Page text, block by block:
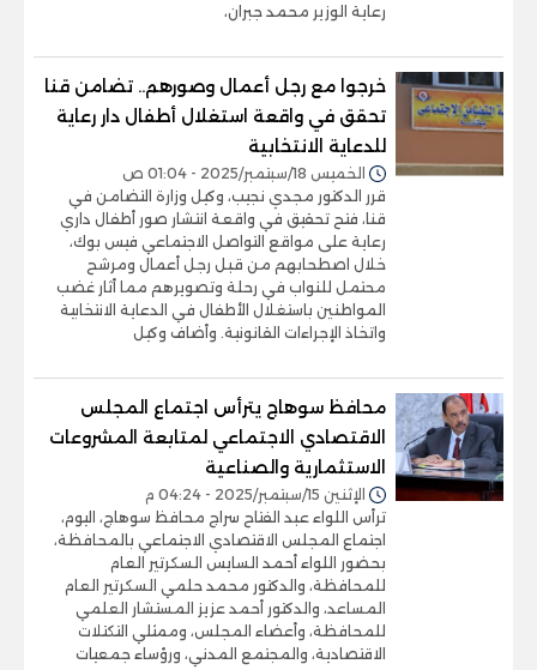
رعاية الوزير محمد جبران،
خرجوا مع رجل أعمال وصورهم.. تضامن قنا
تحقق في واقعة استغلال أطفال دار رعاية
للدعاية الانتخابية
الخميس 18/سبتمبر/2025 - 01:04 ص
قرر الدكتور مجدي نجيب، وكيل وزارة التضامن في
قنا، فتح تحقيق في واقعة انتشار صور أطفال داري
رعاية على مواقع التواصل الاجتماعي فيس بوك،
خلال اصطحابهم من قبل رجل أعمال ومرشح
محتمل للنواب في رحلة وتصويرهم مما أثار غضب
المواطنين باستغلال الأطفال في الدعاية الانتخابية
واتخاذ الإجراءات القانونية. وأضاف وكيل
محافظ سوهاج يترأس اجتماع المجلس
الاقتصادي الاجتماعي لمتابعة المشروعات
الاستثمارية والصناعية
الإثنين 15/سبتمبر/2025 - 04:24 م
ترأس اللواء عبد الفتاح سراج محافظ سوهاج، اليوم،
اجتماع المجلس الاقتصادي الاجتماعي بالمحافظة،
بحضور اللواء أحمد السايس السكرتير العام
للمحافظة، والدكتور محمد حلمي السكرتير العام
المساعد، والدكتور أحمد عزيز المستشار العلمي
للمحافظة، وأعضاء المجلس، وممثلي التكتلات
الاقتصادية، والمجتمع المدني، ورؤساء جمعيات